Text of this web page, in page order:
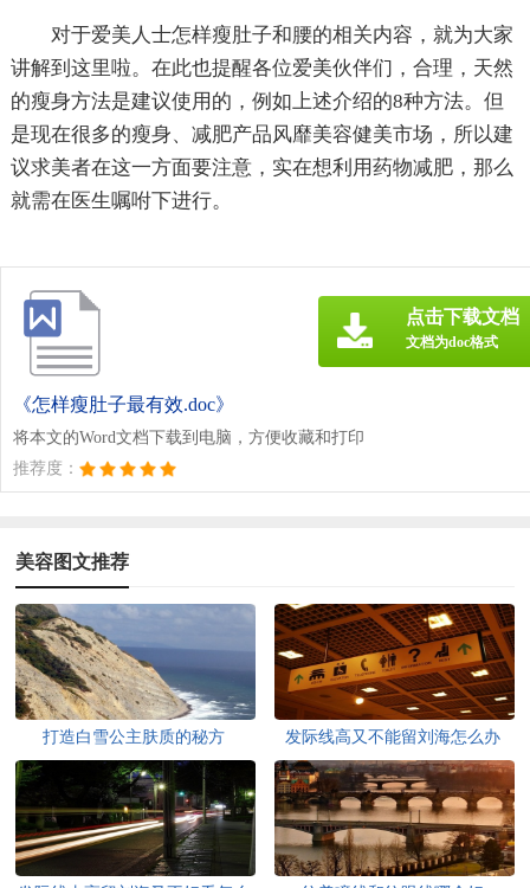
对于爱美人士怎样瘦肚子和腰的相关内容，就为大家
讲解到这里啦。在此也提醒各位爱美伙伴们，合理，天然
的瘦身方法是建议使用的，例如上述介绍的8种方法。但
是现在很多的瘦身、减肥产品风靡美容健美市场，所以建
议求美者在这一方面要注意，实在想利用药物减肥，那么
就需在医生嘱咐下进行。
《怎样瘦肚子最有效.doc》
将本文的Word文档下载到电脑，方便收藏和打印
推荐度：
点击下载文档
文档为doc格式
美容图文推荐
打造白雪公主肤质的秘方 发际线高又不能留刘海怎么办